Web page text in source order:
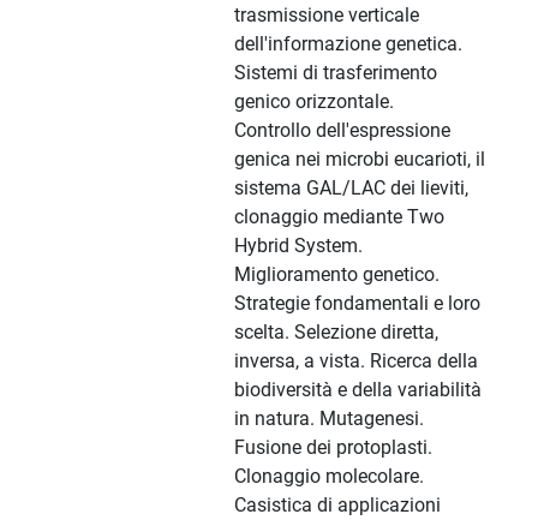
trasmissione verticale
dell'informazione genetica.
Sistemi di trasferimento
genico orizzontale.
Controllo dell'espressione
genica nei microbi eucarioti, il
sistema GAL/LAC dei lieviti,
clonaggio mediante Two
Hybrid System.
Miglioramento genetico.
Strategie fondamentali e loro
scelta. Selezione diretta,
inversa, a vista. Ricerca della
biodiversità e della variabilità
in natura. Mutagenesi.
Fusione dei protoplasti.
Clonaggio molecolare.
Casistica di applicazioni